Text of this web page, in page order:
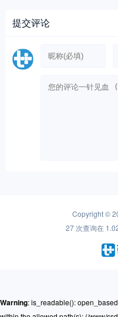
提交评论
Copyright ©
27 次查询在
Warning: is_readable():